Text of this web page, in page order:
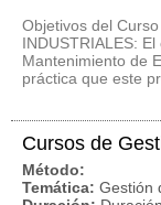
Objetivos del
INDUSTRIALES:
Mantenimiento de
práctica que este
Cursos de
Método:
Temática: Gestión